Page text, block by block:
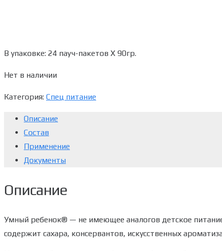
В упаковке: 24 пауч-пакетов Х 90гр.
Нет в наличии
Категория: Спец питание
Описание
Состав
Применение
Документы
Описание
Умный ребенок® — не имеющее аналогов детское
содержит сахара, консервантов, искусственных